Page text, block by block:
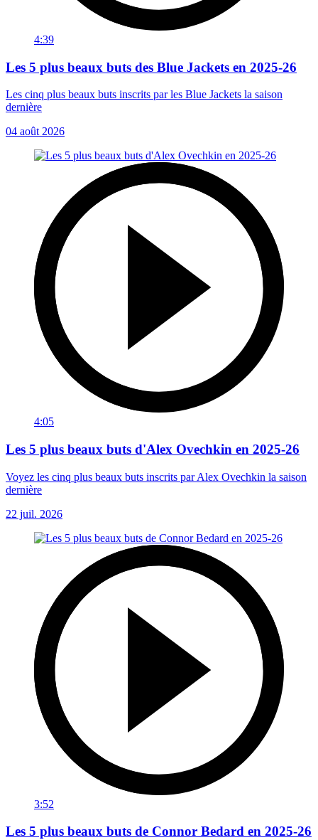
4:39
Les 5 plus beaux buts des Blue Jackets en 2025-26
Les cinq plus beaux buts inscrits par les Blue Jackets la saison
dernière
04 août 2026
4:05
Les 5 plus beaux buts d'Alex Ovechkin en 2025-26
Voyez les cinq plus beaux buts inscrits par Alex Ovechkin la saison
dernière
22 juil. 2026
3:52
Les 5 plus beaux buts de Connor Bedard en 2025-26